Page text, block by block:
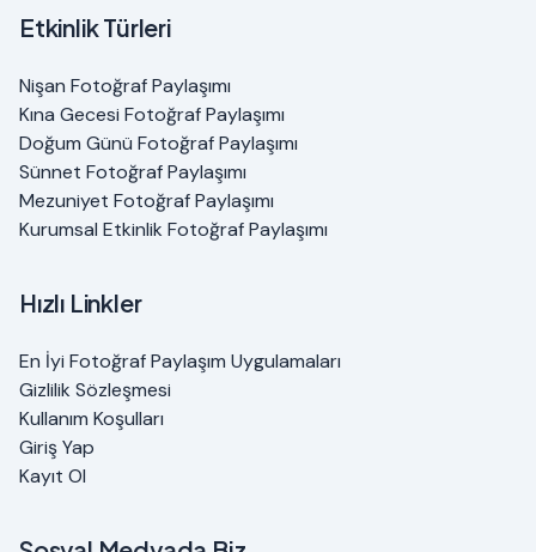
Etkinlik Türleri
Nişan Fotoğraf Paylaşımı
Kına Gecesi Fotoğraf Paylaşımı
Doğum Günü Fotoğraf Paylaşımı
Sünnet Fotoğraf Paylaşımı
Mezuniyet Fotoğraf Paylaşımı
Kurumsal Etkinlik Fotoğraf Paylaşımı
Hızlı Linkler
En İyi Fotoğraf Paylaşım Uygulamaları
Gizlilik Sözleşmesi
Kullanım Koşulları
Giriş Yap
Kayıt Ol